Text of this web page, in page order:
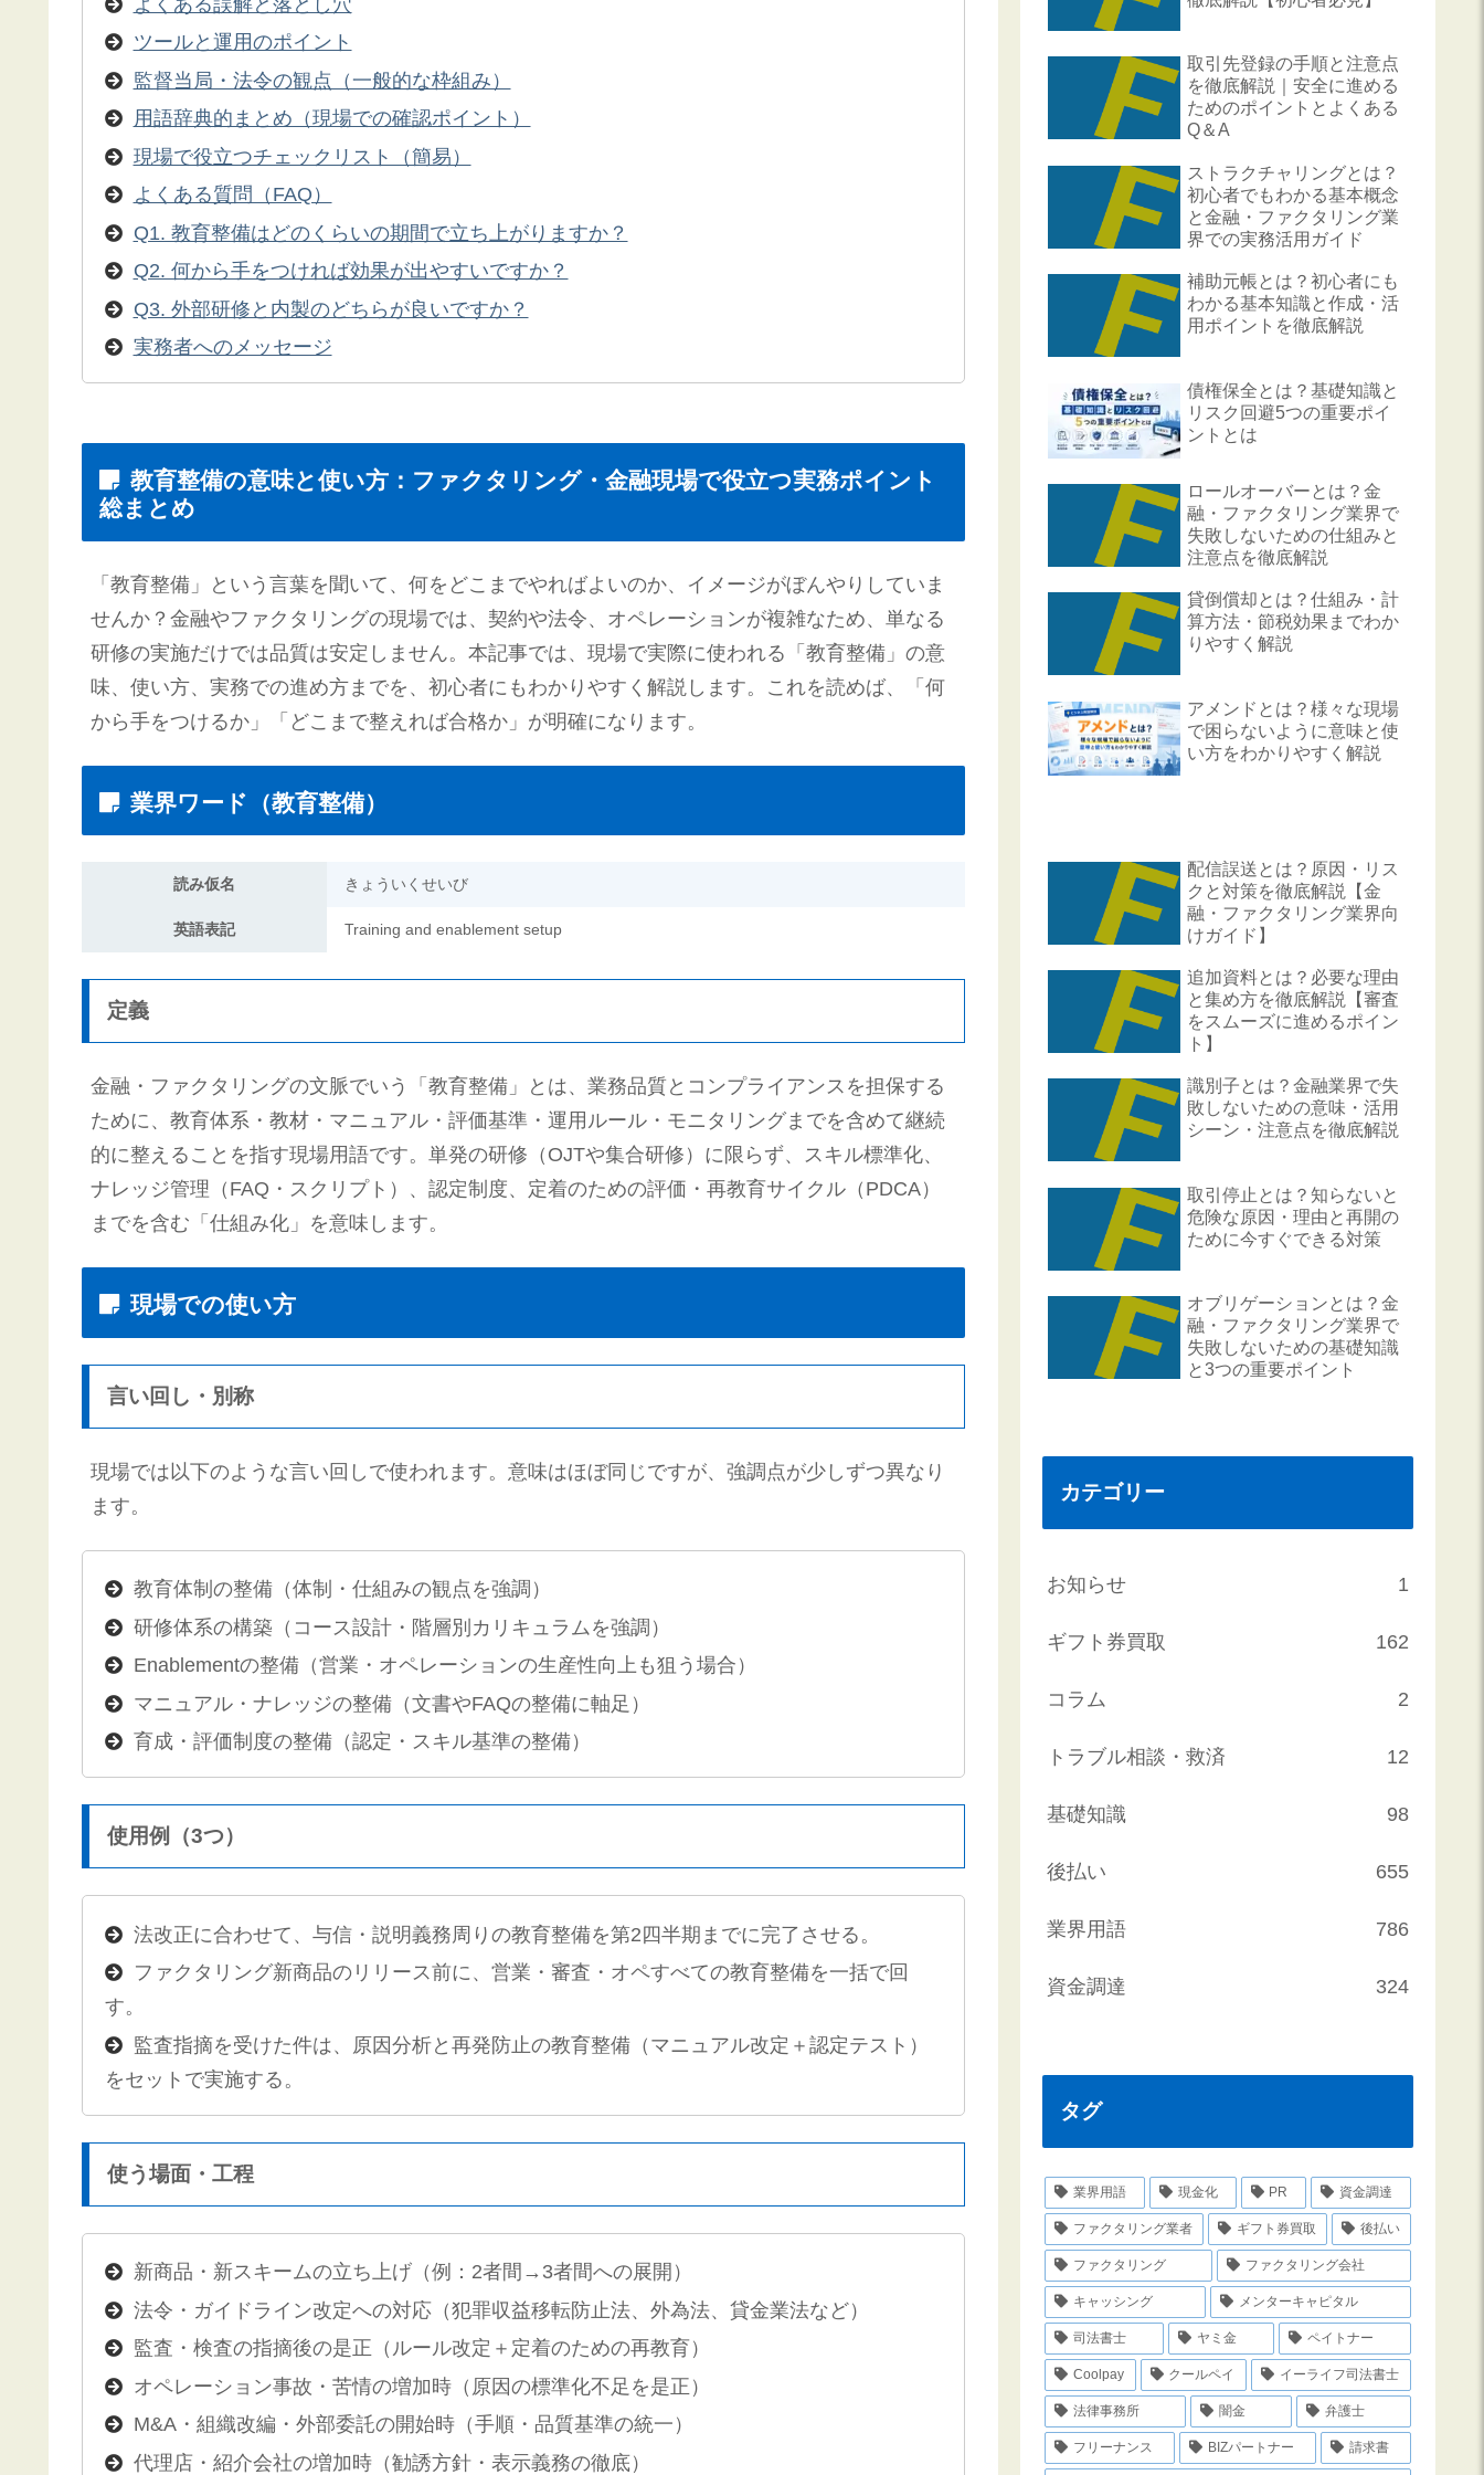
ツールと運用のポイント
監督当局・法令の観点（一般的な枠組み）
用語辞典的まとめ（現場での確認ポイント）
現場で役立つチェックリスト（簡易）
よくある質問（FAQ）
Q1. 教育整備はどのくらいの期間で立ち上がりますか？
Q2. 何から手をつければ効果が出やすいですか？
Q3. 外部研修と内製のどちらが良いですか？
実務者へのメッセージ
教育整備の意味と使い方：ファクタリング・金融現場で役立つ実務ポイント
総まとめ
「教育整備」という言葉を聞いて、何をどこまでやればよいのか、イメージがぼんやりしていま
せんか？金融やファクタリングの現場では、契約や法令、オペレーションが複雑なため、単なる
研修の実施だけでは品質は安定しません。本記事では、現場で実際に使われる「教育整備」の意
味、使い方、実務での進め方までを、初心者にもわかりやすく解説します。これを読めば、「何
から手をつけるか」「どこまで整えれば合格か」が明確になります。
業界ワード（教育整備）
読み仮名 きょういくせいび
英語表記 Training and enablement setup
定義
金融・ファクタリングの文脈でいう「教育整備」とは、業務品質とコンプライアンスを担保する
ために、教育体系・教材・マニュアル・評価基準・運用ルール・モニタリングまでを含めて継続
的に整えることを指す現場用語です。単発の研修（OJTや集合研修）に限らず、スキル標準化、
ナレッジ管理（FAQ・スクリプト）、認定制度、定着のための評価・再教育サイクル（PDCA）
までを含む「仕組み化」を意味します。
現場での使い方
言い回し・別称
現場では以下のような言い回しで使われます。意味はほぼ同じですが、強調点が少しずつ異なり
ます。
教育体制の整備（体制・仕組みの観点を強調）
研修体系の構築（コース設計・階層別カリキュラムを強調）
Enablementの整備（営業・オペレーションの生産性向上も狙う場合）
マニュアル・ナレッジの整備（文書やFAQの整備に軸足）
育成・評価制度の整備（認定・スキル基準の整備）
使用例（3つ）
法改正に合わせて、与信・説明義務周りの教育整備を第2四半期までに完了させる。
ファクタリング新商品のリリース前に、営業・審査・オペすべての教育整備を一括で回
す。
監査指摘を受けた件は、原因分析と再発防止の教育整備（マニュアル改定＋認定テスト）
をセットで実施する。
使う場面・工程
新商品・新スキームの立ち上げ（例：2者間→3者間への展開）
法令・ガイドライン改定への対応（犯罪収益移転防止法、外為法、貸金業法など）
監査・検査の指摘後の是正（ルール改定＋定着のための再教育）
オペレーション事故・苦情の増加時（原因の標準化不足を是正）
M&A・組織改編・外部委託の開始時（手順・品質基準の統一）
代理店・紹介会社の増加時（勧誘方針・表示義務の徹底）
取引先登録の手順と注意点
を徹底解説｜安全に進める
ためのポイントとよくある
Q＆A
ストラクチャリングとは？
初心者でもわかる基本概念
と金融・ファクタリング業
界での実務活用ガイド
補助元帳とは？初心者にも
わかる基本知識と作成・活
用ポイントを徹底解説
債権保全とは？基礎知識と
リスク回避5つの重要ポイ
ントとは
ロールオーバーとは？金
融・ファクタリング業界で
失敗しないための仕組みと
注意点を徹底解説
貸倒償却とは？仕組み・計
算方法・節税効果までわか
りやすく解説
アメンドとは？様々な現場
で困らないように意味と使
い方をわかりやすく解説
配信誤送とは？原因・リス
クと対策を徹底解説【金
融・ファクタリング業界向
けガイド】
追加資料とは？必要な理由
と集め方を徹底解説【審査
をスムーズに進めるポイン
ト】
識別子とは？金融業界で失
敗しないための意味・活用
シーン・注意点を徹底解説
取引停止とは？知らないと
危険な原因・理由と再開の
ために今すぐできる対策
オブリゲーションとは？金
融・ファクタリング業界で
失敗しないための基礎知識
と3つの重要ポイント
カテゴリー
お知らせ 1
ギフト券買取 162
コラム 2
トラブル相談・救済 12
基礎知識 98
後払い 655
業界用語 786
資金調達 324
タグ
業界用語 現金化 PR 資金調達
ファクタリング業者 ギフト券買取 後払い
ファクタリング ファクタリング会社
キャッシング メンターキャピタル
司法書士 ヤミ金 ペイトナー
Coolpay クールペイ イーライフ司法書士
法律事務所 闇金 弁護士
フリーナンス BIZパートナー 請求書